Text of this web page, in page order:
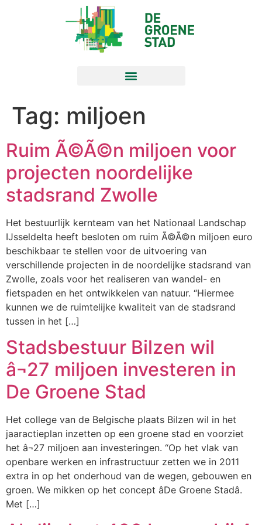
Tag: miljoen
Ruim Ã©Ã©n miljoen voor
projecten noordelijke
stadsrand Zwolle
Het bestuurlijk kernteam van het Nationaal Landschap
IJsseldelta heeft besloten om ruim Ã©Ã©n miljoen euro
beschikbaar te stellen voor de uitvoering van
verschillende projecten in de noordelijke stadsrand van
Zwolle, zoals voor het realiseren van wandel- en
fietspaden en het ontwikkelen van natuur. “Hiermee
kunnen we de ruimtelijke kwaliteit van de stadsrand
tussen in het […]
Stadsbestuur Bilzen wil
â¬27 miljoen investeren in
De Groene Stad
Het college van de Belgische plaats Bilzen wil in het
jaaractieplan inzetten op een groene stad en voorziet
het â¬27 miljoen aan investeringen. “Op het vlak van
openbare werken en infrastructuur zetten we in 2011
extra in op het onderhoud van de wegen, gebouwen en
groen. We mikken op het concept âDe Groene Stadâ.
Met […]